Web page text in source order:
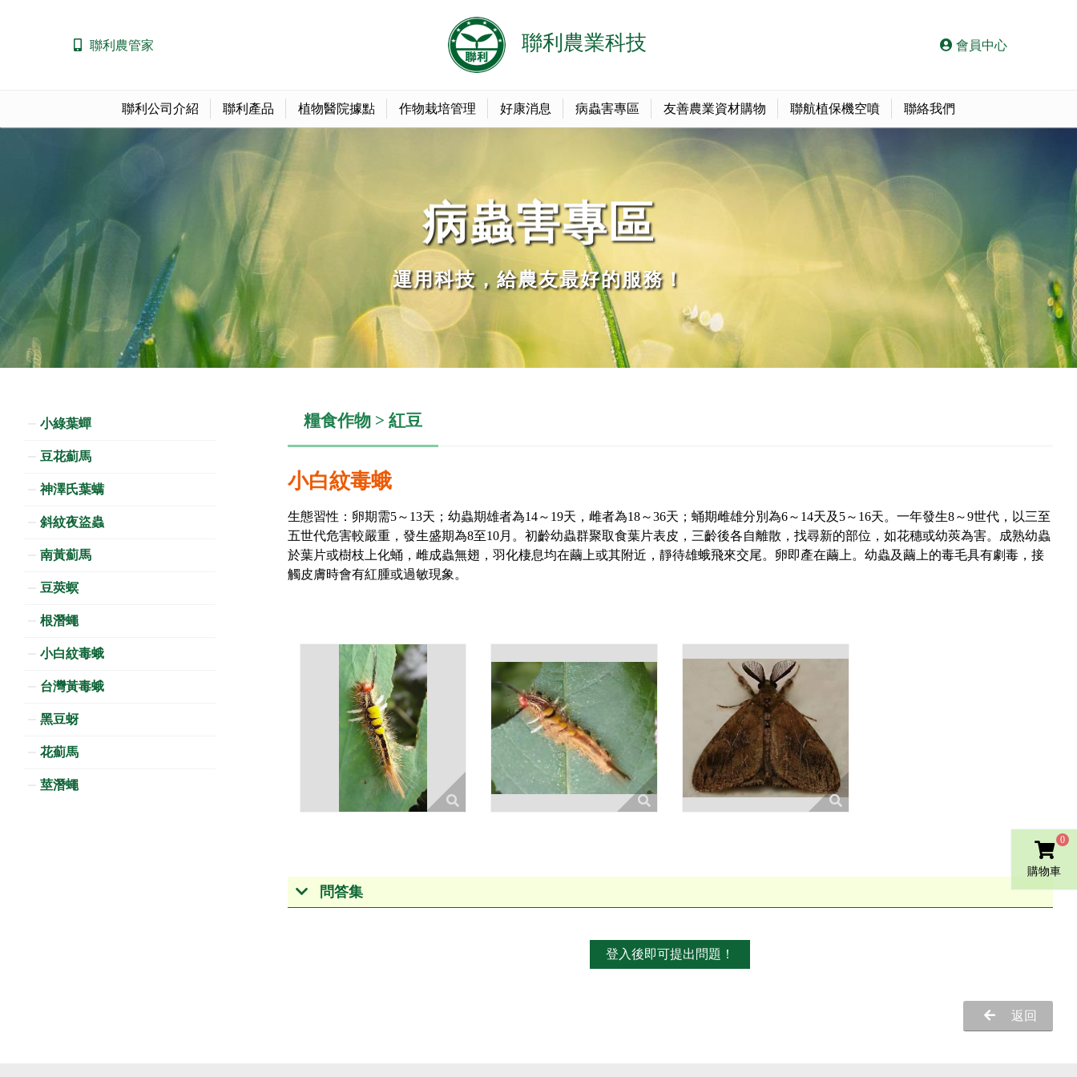
聯利農管家 會員中心
聯利公司介紹 聯利產品 植物醫院據點 作物栽培管理 好康消息 病蟲害專區 友善農業資材購物 聯航植保機空噴 聯絡我們
病蟲害專區
運用科技，給農友最好的服務！
小綠葉蟬
豆花薊馬
神澤氏葉螨
斜紋夜盜蟲
南黃薊馬
豆莢螟
根潛蠅
小白紋毒蛾
台灣黃毒蛾
黑豆蚜
花薊馬
莖潛蠅
糧食作物 > 紅豆
小白紋毒蛾
生態習性：卵期需5～13天；幼蟲期雄者為14～19天，雌者為18～36天；蛹期雌雄分別為6～14天及5～16天。一年發生8～9世代，以三至
五世代危害較嚴重，發生盛期為8至10月。初齡幼蟲群聚取食葉片表皮，三齡後各自離散，找尋新的部位，如花穗或幼莢為害。成熟幼蟲
於葉片或樹枝上化蛹，雌成蟲無翅，羽化棲息均在繭上或其附近，靜待雄蛾飛來交尾。卵即產在繭上。幼蟲及繭上的毒毛具有劇毒，接
觸皮膚時會有紅腫或過敏現象。
問答集
登入後即可提出問題！
返回
0
購物車